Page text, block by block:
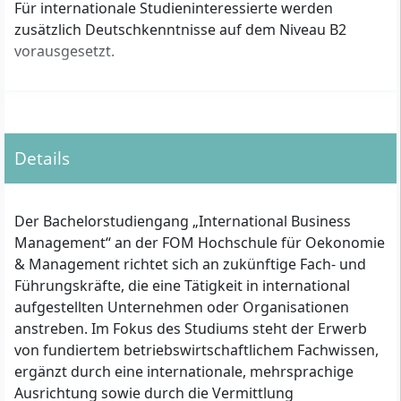
Für internationale Studieninteressierte werden
zusätzlich Deutschkenntnisse auf dem Niveau B2
vorausgesetzt.
Details
Der Bachelorstudiengang „International Business
Management“ an der FOM Hochschule für Oekonomie
& Management richtet sich an zukünftige Fach- und
Führungskräfte, die eine Tätigkeit in international
aufgestellten Unternehmen oder Organisationen
anstreben. Im Fokus des Studiums steht der Erwerb
von fundiertem betriebswirtschaftlichem Fachwissen,
ergänzt durch eine internationale, mehrsprachige
Ausrichtung sowie durch die Vermittlung